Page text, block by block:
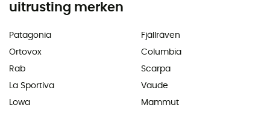
uitrusting merken
Patagonia
Ortovox
Rab
La Sportiva
Lowa
Fjällräven
Columbia
Scarpa
Vaude
Mammut